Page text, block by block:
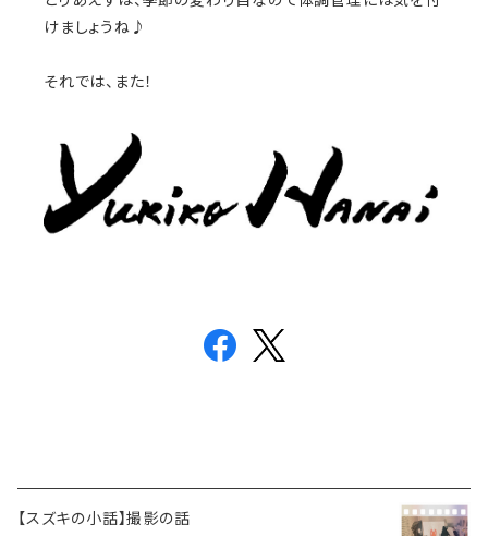
けましょうね♪
それでは、また！
【スズキの小話】撮影の話